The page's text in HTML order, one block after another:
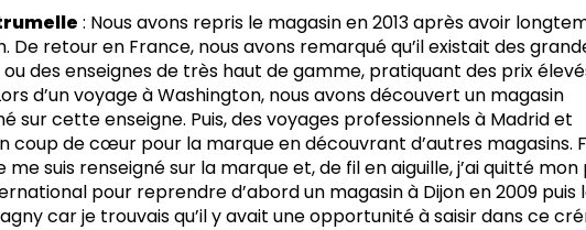
: Nous avons repris le magasin en 2013 après avoir
De retour en France, nous avons remarqué qu’il existait des
des enseignes de très haut de gamme, pratiquant des prix
d’un voyage à Washington, nous avons découvert un magasin
sur cette enseigne. Puis, des voyages professionnels à Madrid et
coup de cœur pour la marque en découvrant d’autres magasins.
me suis renseigné sur la marque et, de fil en aiguille, j’ai quitté
pour reprendre d’abord un magasin à Dijon en 2009 puis
car je trouvais qu’il y avait une opportunité à saisir dans ce